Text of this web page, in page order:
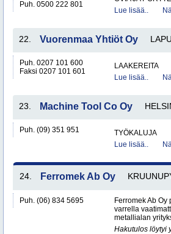
Puh. 0500 222 801
Lue lisää..
22. Vuorenmaa Yhtiöt Oy
Puh. 0207 101 600
Faksi 0207 101 601
LAAKEREITA
Lue lisää..
23. Machine Tool Co Oy
Puh. (09) 351 951
TYÖKALUJA
Lue lisää..
24. Ferromek Ab Oy
Puh. (06) 834 5695
Ferromek Ab
varrella
metallialan
Hakutulos löytyi